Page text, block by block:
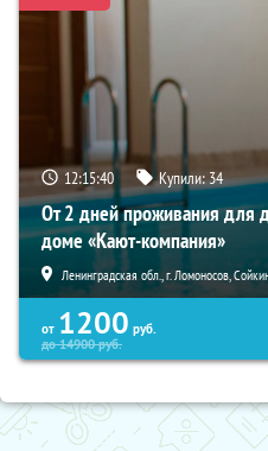
12:15:38 Купили:34
От 2 дней проживания для
доме «Кают-компания»
Ленинградская обл., г. Ломоносов,
от 1200 руб.
до14900руб.